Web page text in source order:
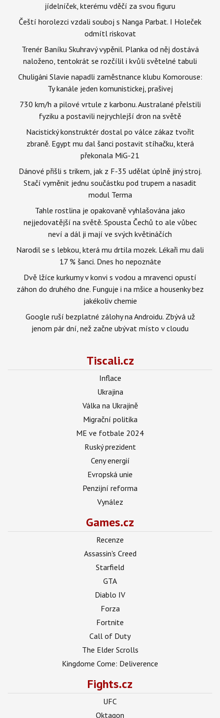
jídelníček, kterému vděčí za svou figuru
Čeští horolezci vzdali souboj s Nanga Parbat. I Holeček
odmítl riskovat
Trenér Baníku Skuhravý vypěnil. Planka od něj dostává
naloženo, tentokrát se rozčílil i kvůli světelné tabuli
Chuligáni Slavie napadli zaměstnance klubu Komorouse:
Ty kanále jeden komunistickej, prašivej
730 km/h a pilové vrtule z karbonu. Australané přelstili
fyziku a postavili nejrychlejší dron na světě
Nacistický konstruktér dostal po válce zákaz tvořit
zbraně. Egypt mu dal šanci postavit stíhačku, která
překonala MiG-21
Dánové přišli s trikem, jak z F-35 udělat úplně jiný stroj.
Stačí vyměnit jednu součástku pod trupem a nasadit
modul Terma
Tahle rostlina je opakovaně vyhlašována jako
nejjedovatější na světě. Spousta Čechů to ale vůbec
neví a dál ji mají ve svých květináčích
Narodil se s lebkou, která mu drtila mozek. Lékaři mu dali
17 % šanci. Dnes ho nepoznáte
Dvě lžíce kurkumy v konvi s vodou a mravenci opustí
záhon do druhého dne. Funguje i na mšice a housenky bez
jakékoliv chemie
Google ruší bezplatné zálohy na Androidu. Zbývá už
jenom pár dní, než začne ubývat místo v cloudu
Tiscali.cz
Inflace
Ukrajina
Válka na Ukrajině
Migrační politika
ME ve fotbale 2024
Ruský prezident
Ceny energií
Evropská unie
Penzijní reforma
Vynález
Games.cz
Recenze
Assassin's Creed
Starfield
GTA
Diablo IV
Forza
Fortnite
Call of Duty
The Elder Scrolls
Kingdome Come: Deliverence
Fights.cz
UFC
Oktagon